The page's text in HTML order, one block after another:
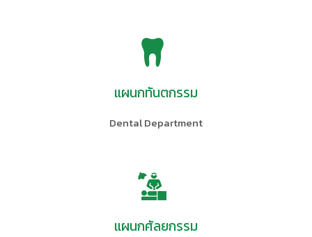
แผนกทันตกรรม
Dental Department
แผนกศัลยกรรม